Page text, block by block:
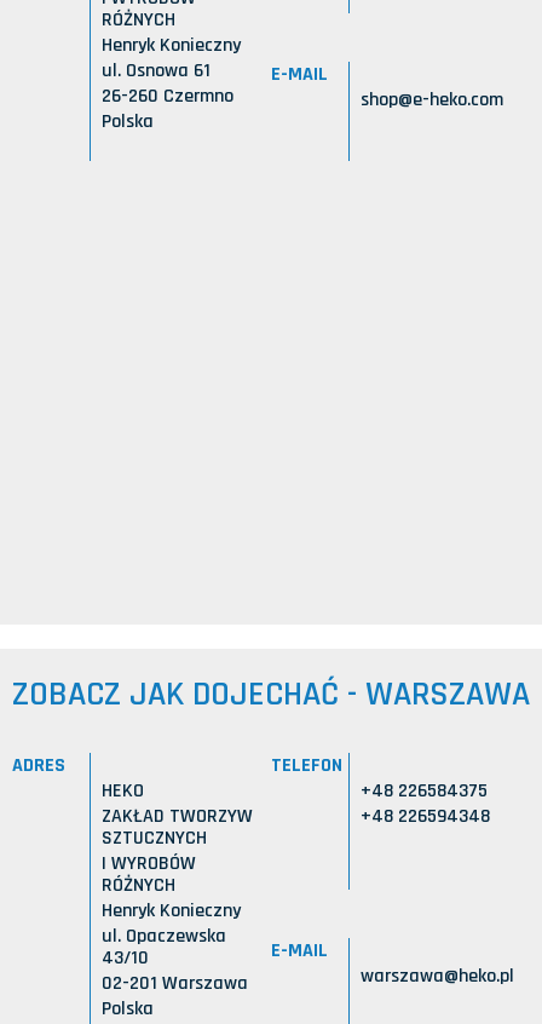
RÓŻNYCH
Henryk Konieczny
ul. Osnowa 61
26-260 Czermno
Polska
E-MAIL
shop@e-heko.com
ZOBACZ JAK DOJECHAĆ - WARSZAWA
ADRES
HEKO
ZAKŁAD TWORZYW
SZTUCZNYCH
I WYROBÓW
RÓŻNYCH
Henryk Konieczny
ul. Opaczewska
43/10
02-201 Warszawa
Polska
TELEFON
+48 226584375
+48 226594348
E-MAIL
warszawa@heko.pl